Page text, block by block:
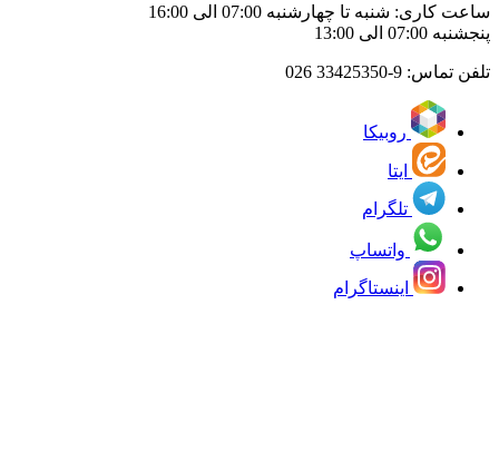
ساعت کاری: شنبه تا چهارشنبه 07:00 الی 16:00
پنجشنبه 07:00 الی 13:00
تلفن تماس: 33425350-9 026
روبیکا
ایتا
تلگرام
واتساپ
اینستاگرام